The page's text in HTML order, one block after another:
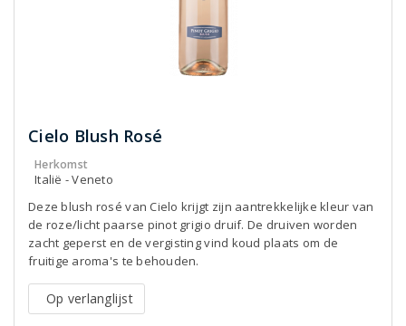
Cielo Blush Rosé
Herkomst
Italië - Veneto
Deze blush rosé van Cielo krijgt zijn aantrekkelijke kleur van
de roze/licht paarse pinot grigio druif. De druiven worden
zacht geperst en de vergisting vind koud plaats om de
fruitige aroma's te behouden.
Op verlanglijst